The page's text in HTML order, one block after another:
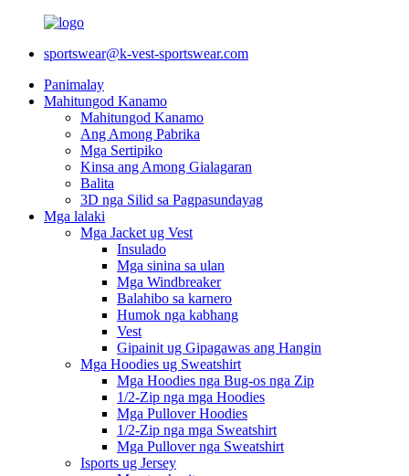
sportswear@k-vest-sportswear.com
Panimalay
Mahitungod Kanamo
Mahitungod Kanamo
Ang Among Pabrika
Mga Sertipiko
Kinsa ang Among Gialagaran
Balita
3D nga Silid sa Pagpasundayag
Mga lalaki
Mga Jacket ug Vest
Insulado
Mga sinina sa ulan
Mga Windbreaker
Balahibo sa karnero
Humok nga kabhang
Vest
Gipainit ug Gipagawas ang Hangin
Mga Hoodies ug Sweatshirt
Mga Hoodies nga Bug-os nga Zip
1/2-Zip nga mga Hoodies
Mga Pullover Hoodies
1/2-Zip nga mga Sweatshirt
Mga Pullover nga Sweatshirt
Isports ug Jersey